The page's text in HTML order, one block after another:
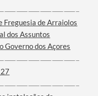
Freguesia de Arraiolos
dos Assuntos
Governo dos Açores